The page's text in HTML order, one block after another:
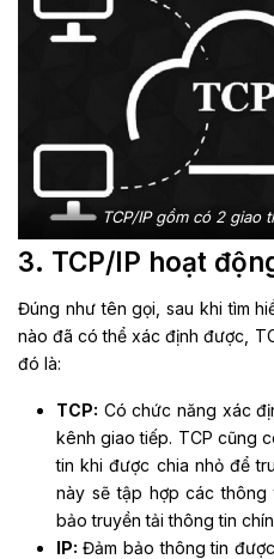
TCP/IP gồm có 2 giao
3. TCP/IP hoạt
Đúng như tên gọi, sau khi tìm
nào đã có thể xác định được,
đó là:
TCP: Có chức năng xác
kênh giao tiếp. TCP cũng
tin khi được chia nhỏ để
này sẽ tập hợp các
bảo truyền tải thông tin
IP: Đảm bảo thông tin